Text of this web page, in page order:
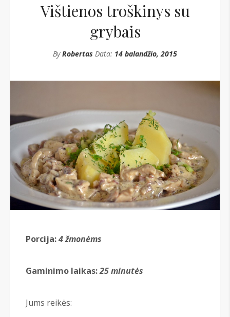
Vištienos troškinys su
grybais
ByRobertas Data: 14 balandžio, 2015
Porcija:4žmonėms
Gaminimo laikas:25 minutės
Jums reikės: